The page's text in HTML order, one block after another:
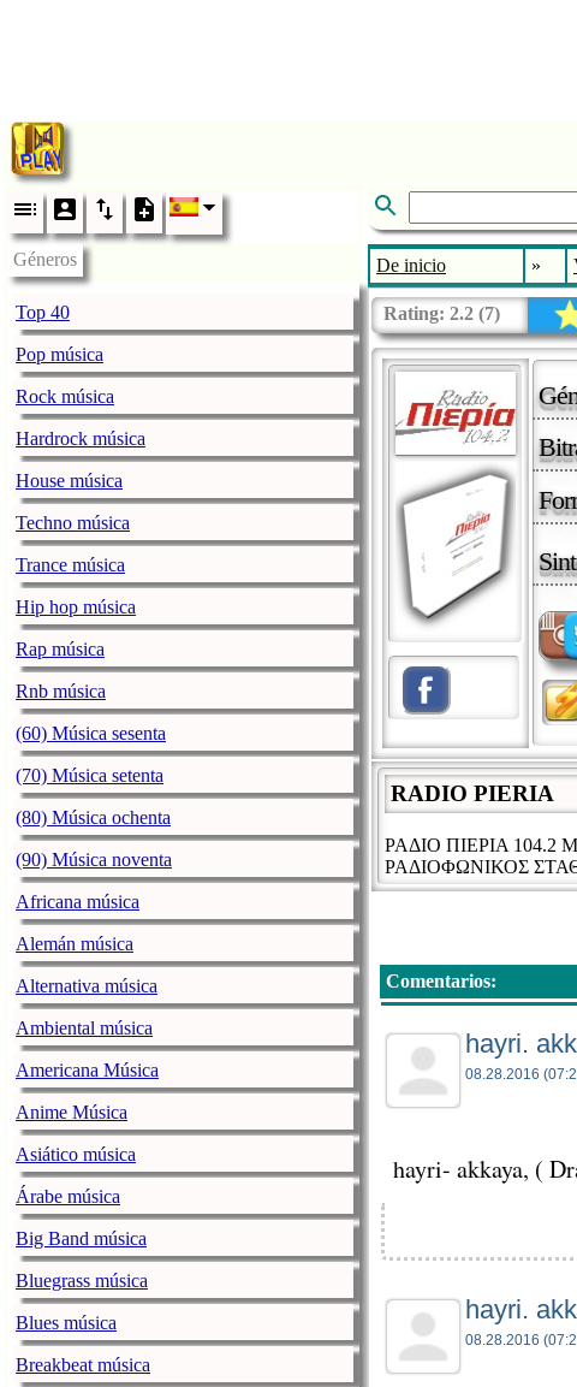
Géneros
Top 40
Pop música
Rock música
Hardrock música
House música
Techno música
Trance música
Hip hop música
Rap música
Rnb música
(60) Música sesenta
(70) Música setenta
(80) Música ochenta
(90) Música noventa
Africana música
Alemán música
Alternativa música
Ambiental música
Americana Música
Anime Música
Asiático música
Árabe música
Big Band música
Bluegrass música
Blues música
Breakbeat música
De inicio »
Rating: 2.2 (7)
RADIO PIERIA
ΡΑΔΙΟ ΠΙΕΡΙΑ 104.2
ΡΑΔΙΟΦΩΝΙΚΟΣ
Comentarios:
hayri.
08.28.2016
hayri- akkaya, (
hayri.
08.28.2016